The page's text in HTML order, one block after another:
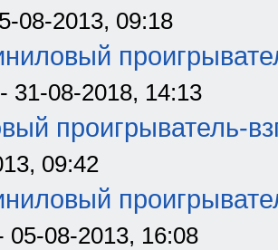
08-2013, 09:18
- 31-08-2018, 14:13
проигрыватель-
09:42
05-08-2013, 16:08